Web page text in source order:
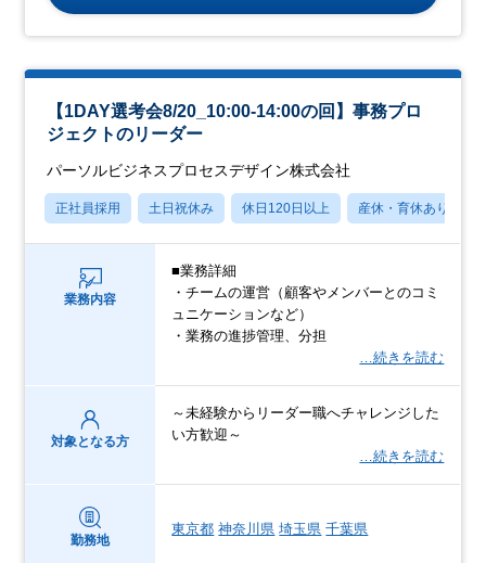
【1DAY選考会8/20_10:00-14:00の回】事務プロ
ジェクトのリーダー
パーソルビジネスプロセスデザイン株式会社
正社員採用 土日祝休み 休日120日以上 産休・育休あり
業務内容
■業務詳細
・チームの運営（顧客やメンバーとのコミ
ュニケーションなど）
・業務の進捗管理、分担
…続きを読む
対象となる方
～未経験からリーダー職へチャレンジした
い方歓迎～
…続きを読む
勤務地
東京都 神奈川県 埼玉県 千葉県